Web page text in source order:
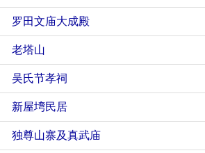
罗田文庙大成殿
老塔山
吴氏节孝祠
新屋塆民居
独尊山寨及真武庙